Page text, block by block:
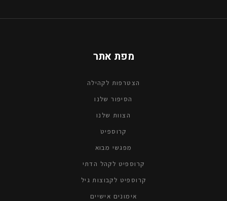
מפת אתר
הצטרפות לקהילה
הסיפור שלנו
הצוות שלנו
קרוספיטׁ
מפגשי מבוא
קרוספיט לקהל הדתי
קרוספיט לקבוצות גיל
אימונים אישיים